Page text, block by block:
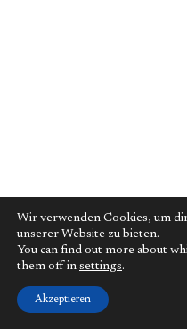
Wir verwenden Cookies, um
unserer Website zu bieten.
You can find out more about
them off in settings.
Akzeptieren